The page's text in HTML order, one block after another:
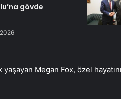
gövde
yaşayan Megan Fox, özel